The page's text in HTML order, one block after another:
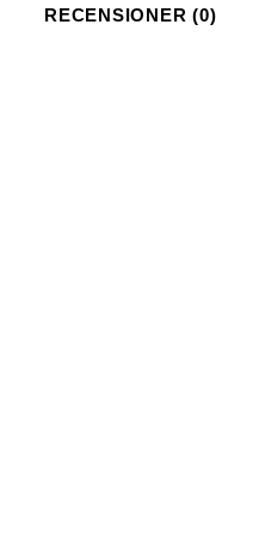
RECENSIONER (0)